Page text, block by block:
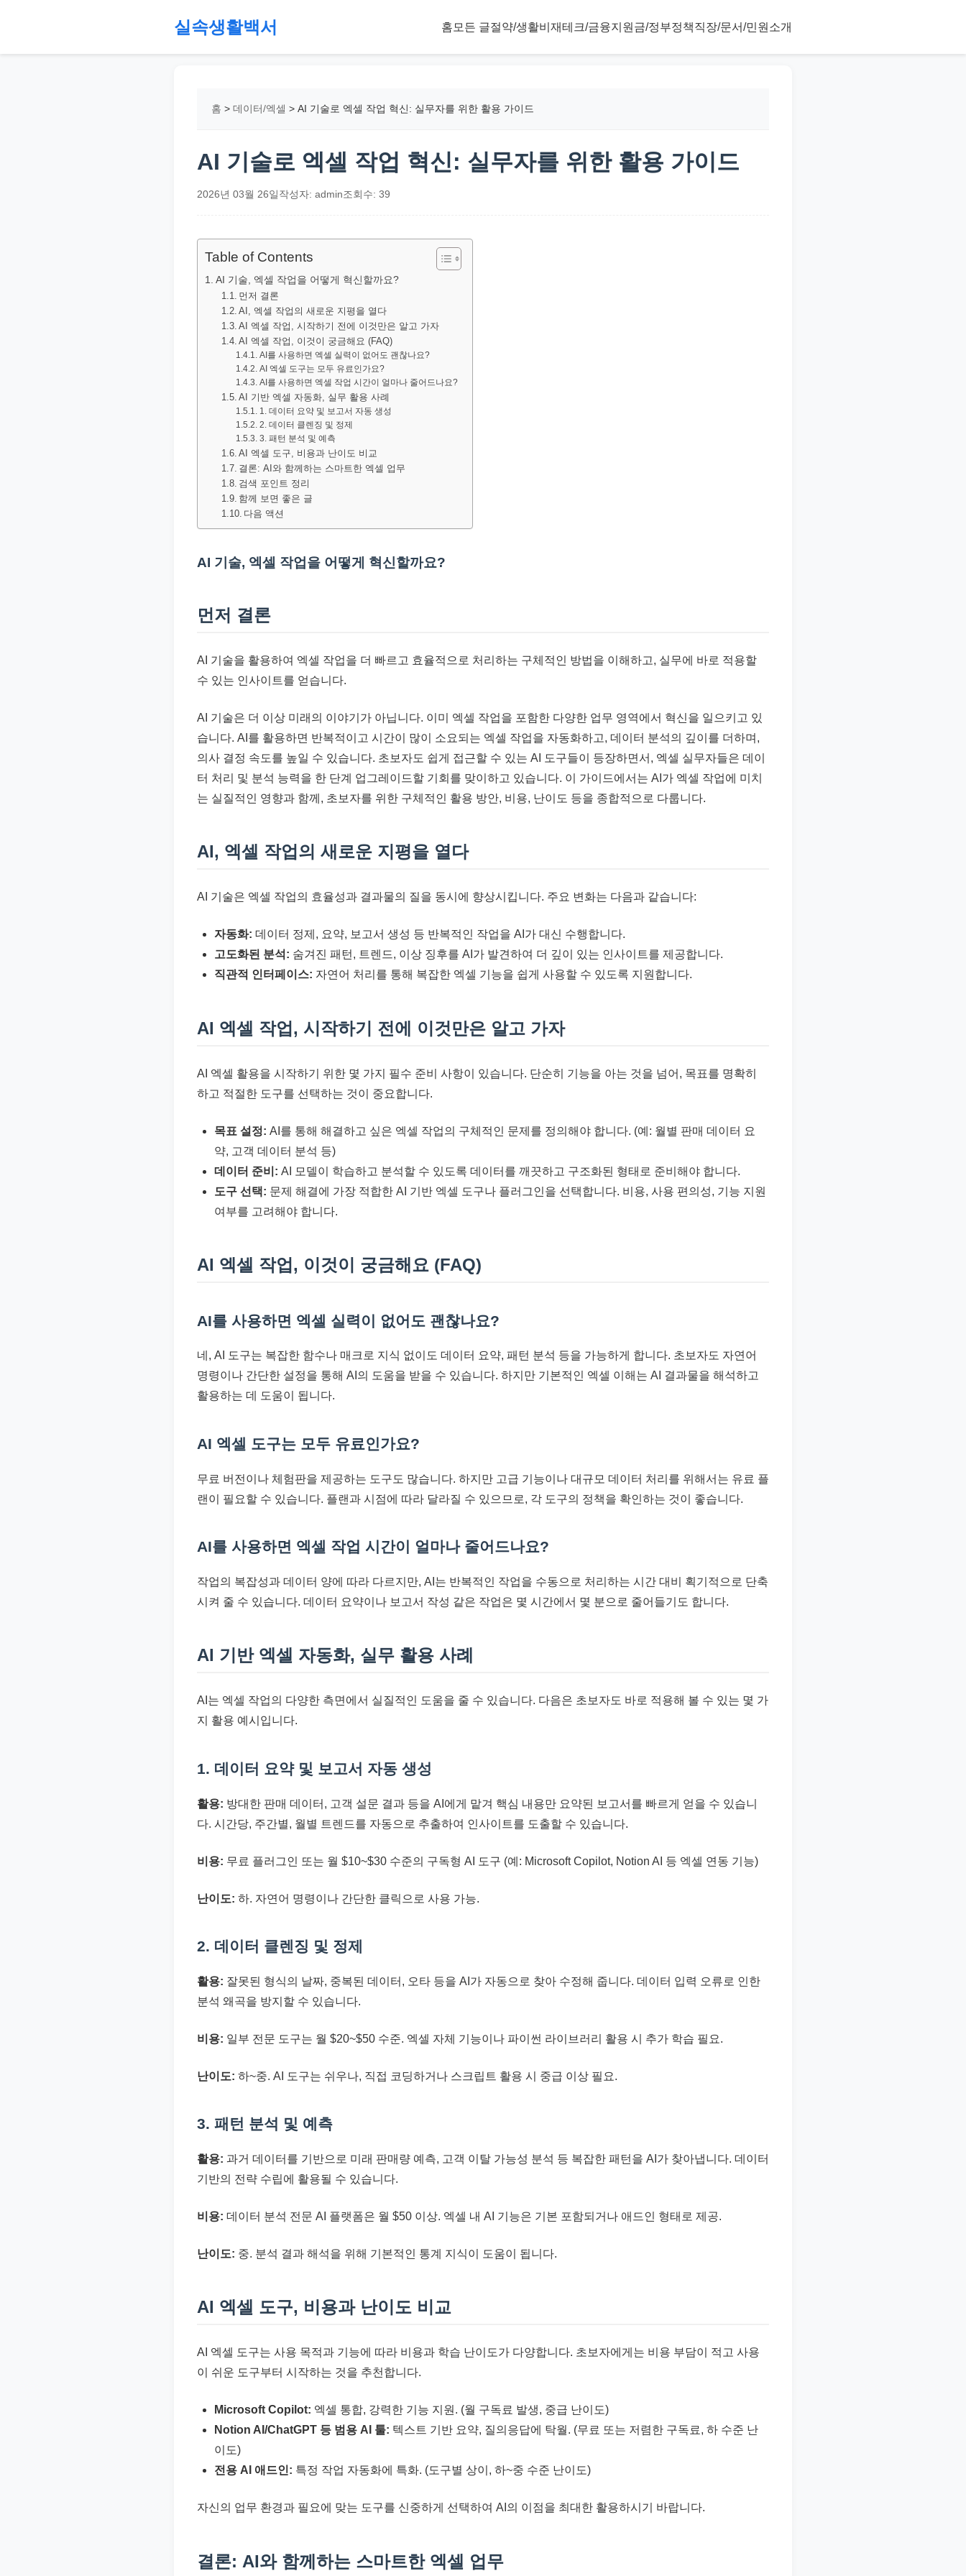
실속생활백서
절
홈 모든 글절약/생활비 재테크/금융지원금/정부정책직장/문서/민원 소개
홈 > 데이터/엑셀 > AI 기술로 엑셀 작업 혁신: 실무자를 위한 활용 가이드
AI 기술로 엑셀 작업 혁신: 실무자를 위한 활용 가이드
2026년 03월 26일작성자: admin조회수: 39
Table of Contents
AI 기술, 엑셀 작업을 어떻게 혁신할까요?
먼저 결론
AI, 엑셀 작업의 새로운 지평을 열다
AI 엑셀 작업, 시작하기 전에 이것만은 알고 가자
AI 엑셀 작업, 이것이 궁금해요 (FAQ)
AI를 사용하면 엑셀 실력이 없어도 괜찮나요?
AI 엑셀 도구는 모두 유료인가요?
AI를 사용하면 엑셀 작업 시간이 얼마나 줄어드나요?
AI 기반 엑셀 자동화, 실무 활용 사례
1. 데이터 요약 및 보고서 자동 생성
2. 데이터 클렌징 및 정제
3. 패턴 분석 및 예측
AI 엑셀 도구, 비용과 난이도 비교
결론: AI와 함께하는 스마트한 엑셀 업무
검색 포인트 정리
함께 보면 좋은 글
다음 액션
AI 기술, 엑셀 작업을 어떻게 혁신할까요?
먼저 결론
AI 기술을 활용하여 엑셀 작업을 더 빠르고 효율적으로 처리하는 구체적인 방법을 이해하고, 실무에 바로 적용할
수 있는 인사이트를 얻습니다.
AI 기술은 더 이상 미래의 이야기가 아닙니다. 이미 엑셀 작업을 포함한 다양한 업무 영역에서 혁신을 일으키고 있
습니다. AI를 활용하면 반복적이고 시간이 많이 소요되는 엑셀 작업을 자동화하고, 데이터 분석의 깊이를 더하며,
의사 결정 속도를 높일 수 있습니다. 초보자도 쉽게 접근할 수 있는 AI 도구들이 등장하면서, 엑셀 실무자들은 데이
터 처리 및 분석 능력을 한 단계 업그레이드할 기회를 맞이하고 있습니다. 이 가이드에서는 AI가 엑셀 작업에 미치
는 실질적인 영향과 함께, 초보자를 위한 구체적인 활용 방안, 비용, 난이도 등을 종합적으로 다룹니다.
AI, 엑셀 작업의 새로운 지평을 열다
AI 기술은 엑셀 작업의 효율성과 결과물의 질을 동시에 향상시킵니다. 주요 변화는 다음과 같습니다:
자동화: 데이터 정제, 요약, 보고서 생성 등 반복적인 작업을 AI가 대신 수행합니다.
고도화된 분석: 숨겨진 패턴, 트렌드, 이상 징후를 AI가 발견하여 더 깊이 있는 인사이트를 제공합니다.
직관적 인터페이스: 자연어 처리를 통해 복잡한 엑셀 기능을 쉽게 사용할 수 있도록 지원합니다.
AI 엑셀 작업, 시작하기 전에 이것만은 알고 가자
AI 엑셀 활용을 시작하기 위한 몇 가지 필수 준비 사항이 있습니다. 단순히 기능을 아는 것을 넘어, 목표를 명확히
하고 적절한 도구를 선택하는 것이 중요합니다.
목표 설정: AI를 통해 해결하고 싶은 엑셀 작업의 구체적인 문제를 정의해야 합니다. (예: 월별 판매 데이터 요
약, 고객 데이터 분석 등)
데이터 준비: AI 모델이 학습하고 분석할 수 있도록 데이터를 깨끗하고 구조화된 형태로 준비해야 합니다.
도구 선택: 문제 해결에 가장 적합한 AI 기반 엑셀 도구나 플러그인을 선택합니다. 비용, 사용 편의성, 기능 지원
여부를 고려해야 합니다.
AI 엑셀 작업, 이것이 궁금해요 (FAQ)
AI를 사용하면 엑셀 실력이 없어도 괜찮나요?
네, AI 도구는 복잡한 함수나 매크로 지식 없이도 데이터 요약, 패턴 분석 등을 가능하게 합니다. 초보자도 자연어
명령이나 간단한 설정을 통해 AI의 도움을 받을 수 있습니다. 하지만 기본적인 엑셀 이해는 AI 결과물을 해석하고
활용하는 데 도움이 됩니다.
AI 엑셀 도구는 모두 유료인가요?
무료 버전이나 체험판을 제공하는 도구도 많습니다. 하지만 고급 기능이나 대규모 데이터 처리를 위해서는 유료 플
랜이 필요할 수 있습니다. 플랜과 시점에 따라 달라질 수 있으므로, 각 도구의 정책을 확인하는 것이 좋습니다.
AI를 사용하면 엑셀 작업 시간이 얼마나 줄어드나요?
작업의 복잡성과 데이터 양에 따라 다르지만, AI는 반복적인 작업을 수동으로 처리하는 시간 대비 획기적으로 단축
시켜 줄 수 있습니다. 데이터 요약이나 보고서 작성 같은 작업은 몇 시간에서 몇 분으로 줄어들기도 합니다.
AI 기반 엑셀 자동화, 실무 활용 사례
AI는 엑셀 작업의 다양한 측면에서 실질적인 도움을 줄 수 있습니다. 다음은 초보자도 바로 적용해 볼 수 있는 몇 가
지 활용 예시입니다.
1. 데이터 요약 및 보고서 자동 생성
활용: 방대한 판매 데이터, 고객 설문 결과 등을 AI에게 맡겨 핵심 내용만 요약된 보고서를 빠르게 얻을 수 있습니
다. 시간당, 주간별, 월별 트렌드를 자동으로 추출하여 인사이트를 도출할 수 있습니다.
비용: 무료 플러그인 또는 월 $10~$30 수준의 구독형 AI 도구 (예: Microsoft Copilot, Notion AI 등 엑셀 연동 기능)
난이도: 하. 자연어 명령이나 간단한 클릭으로 사용 가능.
2. 데이터 클렌징 및 정제
활용: 잘못된 형식의 날짜, 중복된 데이터, 오타 등을 AI가 자동으로 찾아 수정해 줍니다. 데이터 입력 오류로 인한
분석 왜곡을 방지할 수 있습니다.
비용: 일부 전문 도구는 월 $20~$50 수준. 엑셀 자체 기능이나 파이썬 라이브러리 활용 시 추가 학습 필요.
난이도: 하~중. AI 도구는 쉬우나, 직접 코딩하거나 스크립트 활용 시 중급 이상 필요.
3. 패턴 분석 및 예측
활용: 과거 데이터를 기반으로 미래 판매량 예측, 고객 이탈 가능성 분석 등 복잡한 패턴을 AI가 찾아냅니다. 데이터
기반의 전략 수립에 활용될 수 있습니다.
비용: 데이터 분석 전문 AI 플랫폼은 월 $50 이상. 엑셀 내 AI 기능은 기본 포함되거나 애드인 형태로 제공.
난이도: 중. 분석 결과 해석을 위해 기본적인 통계 지식이 도움이 됩니다.
AI 엑셀 도구, 비용과 난이도 비교
AI 엑셀 도구는 사용 목적과 기능에 따라 비용과 학습 난이도가 다양합니다. 초보자에게는 비용 부담이 적고 사용
이 쉬운 도구부터 시작하는 것을 추천합니다.
Microsoft Copilot: 엑셀 통합, 강력한 기능 지원. (월 구독료 발생, 중급 난이도)
Notion AI/ChatGPT 등 범용 AI 툴: 텍스트 기반 요약, 질의응답에 탁월. (무료 또는 저렴한 구독료, 하 수준 난
이도)
전용 AI 애드인: 특정 작업 자동화에 특화. (도구별 상이, 하~중 수준 난이도)
자신의 업무 환경과 필요에 맞는 도구를 신중하게 선택하여 AI의 이점을 최대한 활용하시기 바랍니다.
결론: AI와 함께하는 스마트한 엑셀 업무